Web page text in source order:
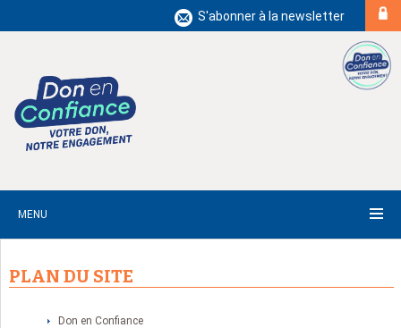
S'abonner à la newsletter
MENU
PLAN DU SITE
Don en Confiance